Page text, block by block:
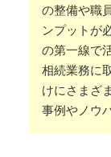
の整備や職
ンプットが
の第一線で
相続業務に
けにさまざ
事例やノウ